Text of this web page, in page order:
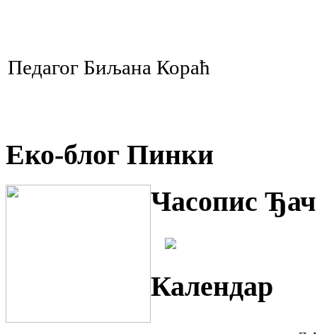
Педагог Биљана Кораћ
Еко-блог Пинки
Часопис
Календар